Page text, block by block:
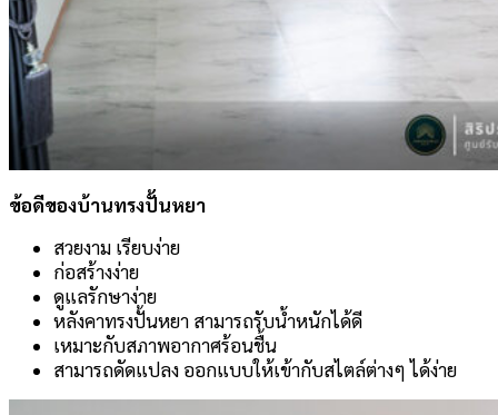
ข้อดีของบ้านทรงปั้นหยา
สวยงาม เรียบง่าย
ก่อสร้างง่าย
ดูแลรักษาง่าย
หลังคาทรงปั้นหยา สามารถรับน้ำหนักได้ดี
เหมาะกับสภาพอากาศร้อนชื้น
สามารถดัดแปลง ออกแบบให้เข้ากับสไตล์ต่างๆ ได้ง่าย